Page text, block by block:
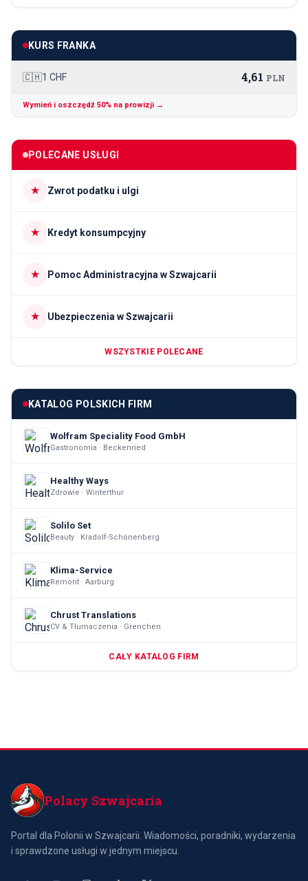
KURS FRANKA
🇨🇭1 CHF 4,61 PLN
Wymień i oszczędź 50% na prowizji →
POLECANE USŁUGI
★ Zwrot podatku i ulgi
★ Kredyt konsumpcyjny
★ Pomoc Administracyjna w Szwajcarii
★ Ubezpieczenia w Szwajcarii
WSZYSTKIE POLECANE
KATALOG POLSKICH FIRM
Wolfram Speciality Food GmbH
Gastronomia · Beckenried
Healthy Ways
Zdrowie · Winterthur
Solilo Set
Beauty · Kradolf-Schönenberg
Klima-Service
Remont · Aarburg
Chrust Translations
CV & Tłumaczenia · Grenchen
CAŁY KATALOG FIRM
Polacy Szwajcaria
Portal dla Polonii w Szwajcarii. Wiadomości, poradniki, wydarzenia
i sprawdzone usługi w jednym miejscu.